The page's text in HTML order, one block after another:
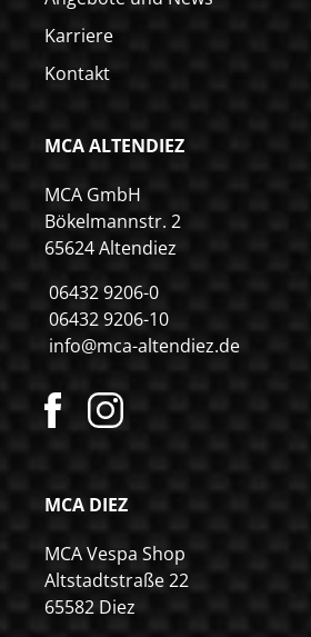
Karriere
Kontakt
MCA ALTENDIEZ
MCA GmbH
Bökelmannstr. 2
65624 Altendiez
06432 9206-0
06432 9206-10
info@mca-altendiez.de
MCA DIEZ
MCA Vespa Shop
Altstadtstraße 22
65582 Diez